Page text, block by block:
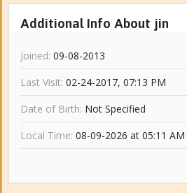
Additional Info About jin
Joined: 09-08-2013
Last Visit: 02-24-2017, 07:13 PM
Date of Birth: Not Specified
Local Time: 08-09-2026 at 05:11 AM